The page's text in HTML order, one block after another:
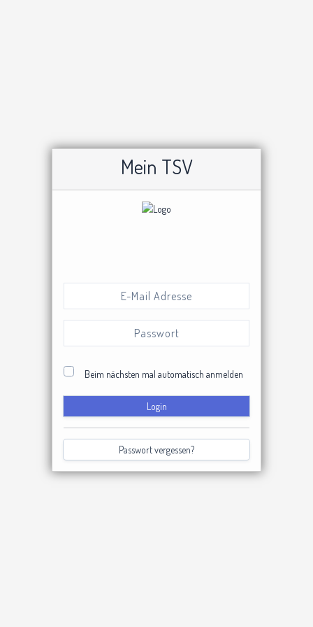
Mein TSV
Beim nächsten mal automatisch anmelden
Login
Passwort vergessen?